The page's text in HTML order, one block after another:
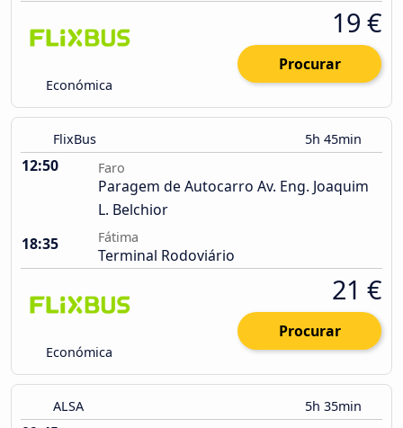
Económica
19 €
Procurar
FlixBus 5h 45min
12:50 Faro
Paragem de Autocarro Av. Eng. Joaquim
L. Belchior
18:35
Fátima
Terminal Rodoviário
Económica
21 €
Procurar
ALSA 5h 35min